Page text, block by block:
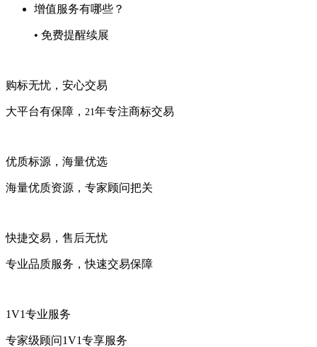
增值服务有哪些？
• 免费提醒续展
购标无忧，安心交易
大平台有保障， 21 年专注商标交易
优质标源，海量优选
海量优质资源，专家顾问把关
快捷交易，售后无忧
专业品质服务，快速交易保障
1V1专业服务
专家级顾问1V1专享服务